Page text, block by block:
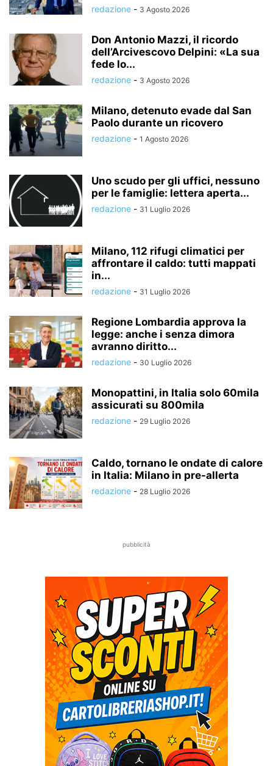
redazione - 3 Agosto 2026
Don Antonio Mazzi, il ricordo
dell’Arcivescovo Delpini: «La sua
fede lo...
redazione - 3 Agosto 2026
Milano, detenuto evade dal San
Paolo durante un ricovero
redazione - 1 Agosto 2026
Uno scudo per gli uffici, nessuno
per le famiglie: lettera aperta...
redazione - 31 Luglio 2026
Milano, 112 rifugi climatici per
affrontare il caldo: tutti mappati
in...
redazione - 31 Luglio 2026
Regione Lombardia approva la
legge: anche i senza dimora
avranno diritto...
redazione - 30 Luglio 2026
Monopattini, in Italia solo 60mila
assicurati su 800mila
redazione - 29 Luglio 2026
Caldo, tornano le ondate di calore
in Italia: Milano in pre-allerta
redazione - 28 Luglio 2026
pubblicità